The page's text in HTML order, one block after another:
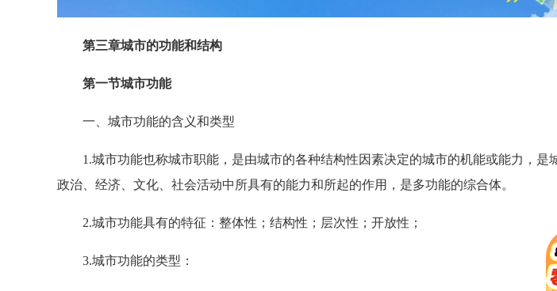
第三章城市的功能和结构
第一节城市功能
一、城市功能的含义和类型
1.城市功能也称城市职能，是由城市的各种结构性因素决定的城市的机能或能力，是
政治、经济、文化、社会活动中所具有的能力和所起的作用，是多功能的综合体。
2.城市功能具有的特征：整体性；结构性；层次性；开放性；
3.城市功能的类型：